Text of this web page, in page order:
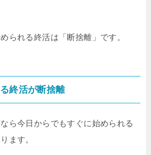
られる終活は「断捨離」です。
終活が断捨離
ら今日からでもすぐに始められる
ます。